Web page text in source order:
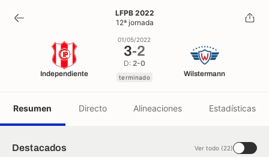
3-2
terminado
LFPB 2022
12ª jornada
Independiente
01/05/2022
3-2
D: 2-0
terminado Wilstermann
Resumen Directo Alineaciones Estadísticas
Destacados Ver todo (22)